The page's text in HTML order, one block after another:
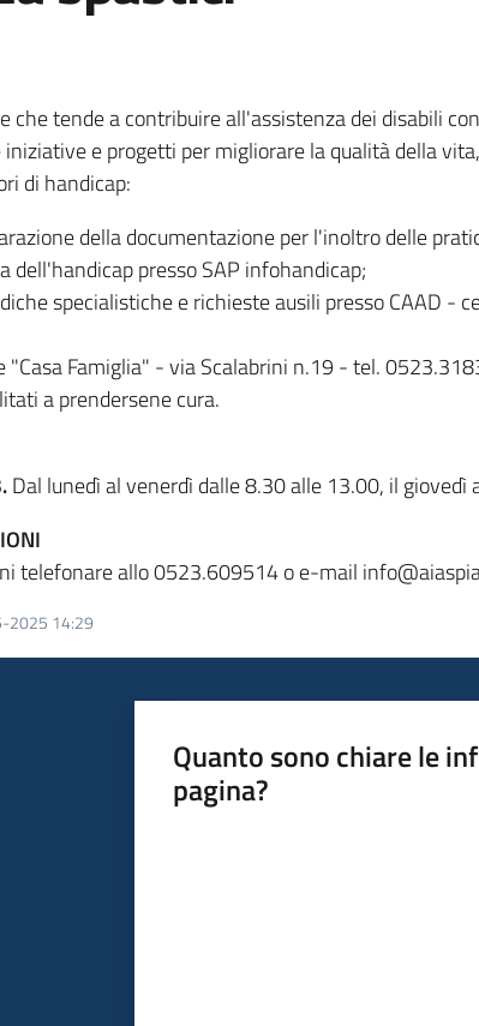
che tende a contribuire all'assistenza dei disabili
e progetti per migliorare la qualità della
di handicap:
della documentazione per l'inoltro delle
dell'handicap presso SAP infohandicap;
specialistiche e richieste ausili presso CAAD
"Casa Famiglia" - via Scalabrini n.19 - tel.
a prendersene cura.
.Dal lunedì al venerdì dalle 8.30 alle 13.00, il
telefonare allo 0523.609514 o e-mail
2025 14:29
Quanto sono chiare le
pagina?